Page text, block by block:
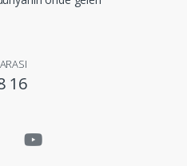
16